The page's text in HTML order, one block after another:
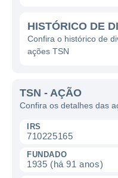
HISTÓRICO DE
Confira o histórico de
ações TSN
TSN - AÇÃO
Confira os detalhes das
IRS
710225165
FUNDADO
1935 (há 91 anos)